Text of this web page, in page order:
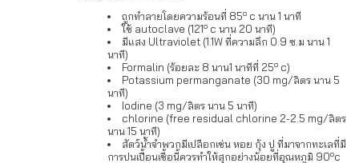
ถูกทำลายโดยความร้อนที่ 85o c นาน 1 นาที
ใช้ autoclave (121o c นาน 20 นาที)
มีแสง Ultraviolet (1.1W ที่ความลึก 0.9 ซ.ม นาน 1
นาที)
Formalin (ร้อยละ 8 นาน1 นาทีที่ 25o c)
Potassium permanganate (30 mg/ลิตร นาน 5
นาที)
Iodine (3 mg/ลิตร นาน 5 นาที)
chlorine (free residual chlorine 2-2.5 mg/ลิตร
นาน 15 นาที)
สัตว์น้ำจำพวกมีเปลือกเช่น หอย กุ้ง ปู ที่มาจากทะเลที่มี
การปนเปื้อนเชื้อนี้ควรทำให้สุกอย่างน้อยที่อุณหภูมิ 90oc